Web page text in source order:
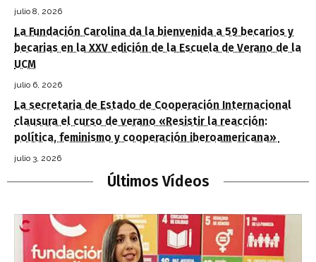
julio 8, 2026
La Fundación Carolina da la bienvenida a 59 becarios y
becarias en la XXV edición de la Escuela de Verano de la
UCM
julio 6, 2026
La secretaria de Estado de Cooperación Internacional
clausura el curso de verano «Resistir la reacción:
política, feminismo y cooperación iberoamericana»
julio 3, 2026
Últimos Vídeos